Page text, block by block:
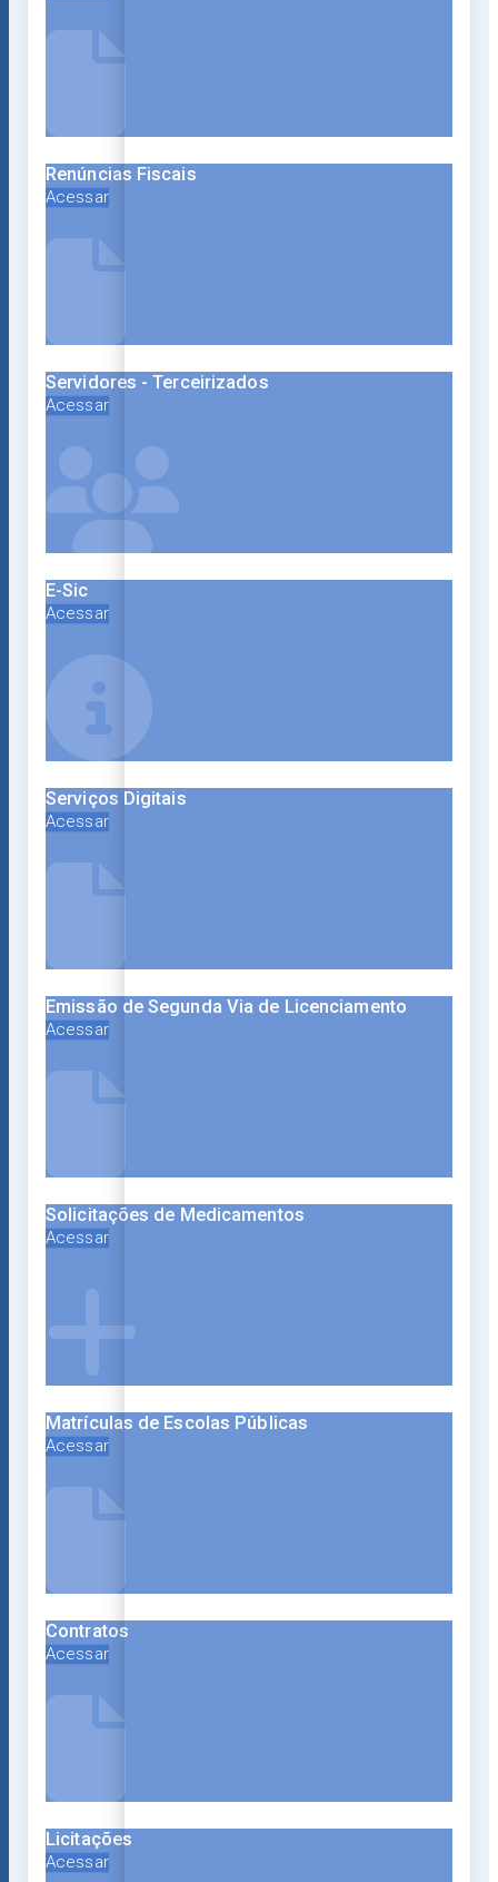
Renúncias Fiscais
Acessar
Servidores - Terceirizados
Acessar
E-Sic
Acessar
Serviços Digitais
Acessar
Emissão de Segunda Via de Licenciamento
Acessar
Solicitações de Medicamentos
Acessar
Matrículas de Escolas Públicas
Acessar
Contratos
Acessar
Licitações
Acessar